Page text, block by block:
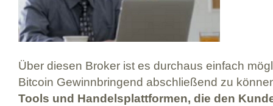
Über diesen Broker ist es durchaus einfach
Bitcoin Gewinnbringend abschließend zu
Tools und Handelsplattformen, die den